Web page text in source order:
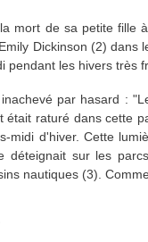
mort de sa petite fille
Dickinson (2) dans
pendant les hivers très
par hasard :
était raturé dans cette
midi d'hiver. Cette
déteignait sur les
nautiques (3).